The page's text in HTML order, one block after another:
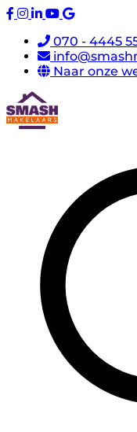
070 - 4445
Naar onze